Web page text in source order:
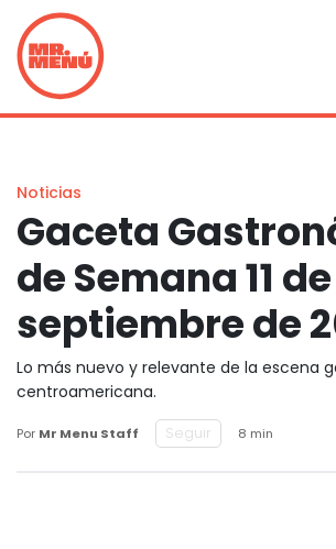
Noticias
Gaceta
de Semana 11 de
septiembre de
Lo más nuevo y relevante de la escena
centroamericana.
Por Mr Menu Staff Seguir 8 min